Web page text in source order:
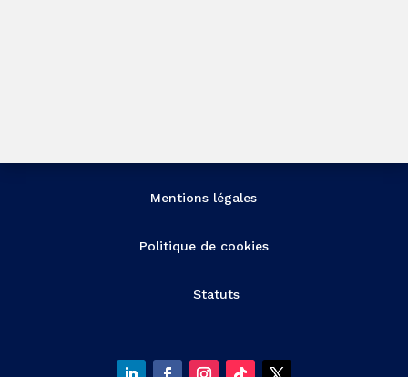
Mentions légales
Politique de cookies
Statuts